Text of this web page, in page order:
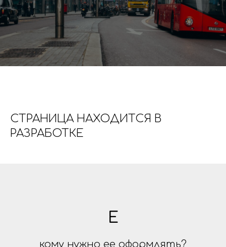
СТРАНИЦА НАХОДИТСЯ В
РАЗРАБОТКЕ
E
кому нужно ее оформлять?